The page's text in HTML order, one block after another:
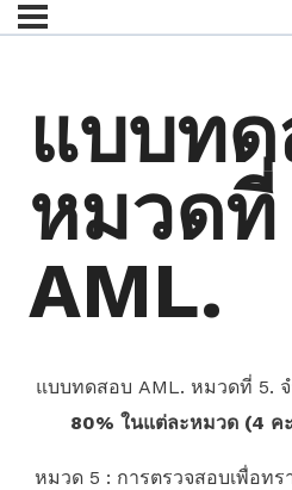
แบบท
หมวดที่
AML.
แบบทดสอบ AML. หมวดที่ 5.
80% ในแต่ละหมวด (4 ค
หมวด 5 : การตรวจสอบเพื่อทร